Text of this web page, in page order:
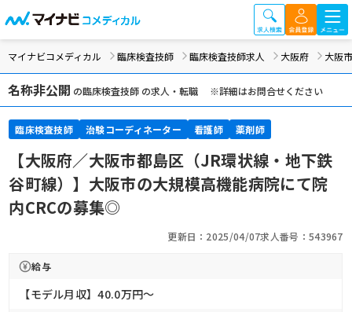
マイナビコメディカル 臨床検査技師 臨床検査技師求人 大阪府 大阪市
名称非公開 の臨床検査技師 の求人・転職 ※詳細はお問合せください
臨床検査技師 治験コーディネーター 看護師 薬剤師
【大阪府／大阪市都島区（JR環状線・地下鉄
谷町線）】大阪市の大規模高機能病院にて院
内CRCの募集◎
更新日：2025/04/07求人番号：543967
給与
【モデル月収】40.0万円〜